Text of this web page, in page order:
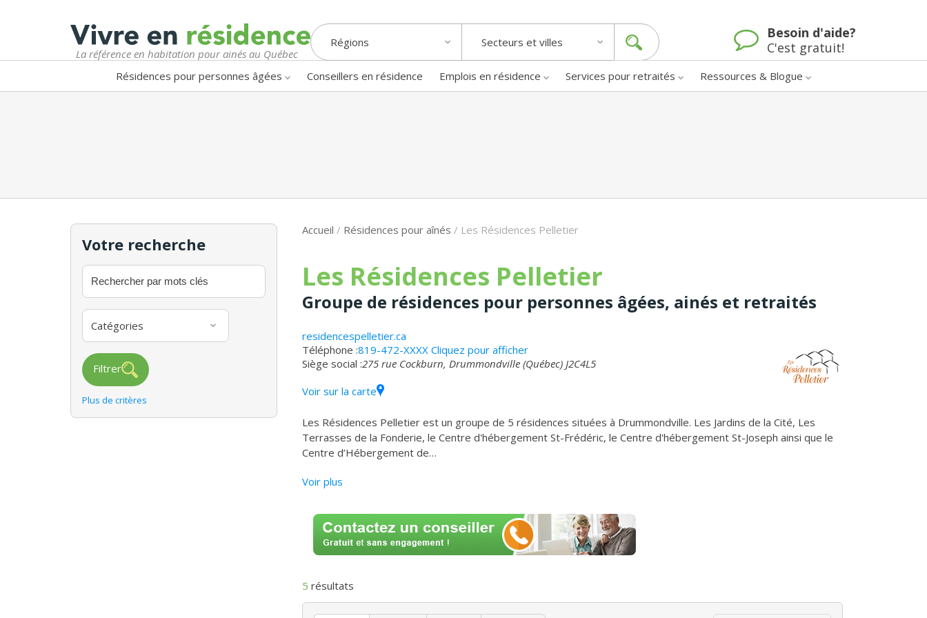
La référence en habitation pour ainés au Québec
Régions Secteurs et villes
Besoin d'aide?
C'est gratuit!
Résidences pour personnes âgées Conseillers en résidence Emplois en résidence Services pour retraités Ressources & Blogue
Votre recherche
Catégories
Filtrer
Plus de critères
Accueil / Résidences pour aînés / Les Résidences Pelletier
Les Résidences Pelletier
Groupe de résidences pour personnes âgées, ainés et retraités
residencespelletier.ca
Téléphone :819-472-XXXX Cliquez pour afficher
Siège social :275 rue Cockburn, Drummondville (Québec) J2C4L5
Voir sur la carte
Les Résidences Pelletier est un groupe de 5 résidences situées à Drummondville. Les Jardins de la Cité, Les
Terrasses de la Fonderie, le Centre d'hébergement St-Frédéric, le Centre d'hébergement St-Joseph ainsi que le
Centre d’Hébergement de…
Voir plus
5 résultats